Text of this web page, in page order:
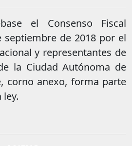
el Consenso Fiscal
septiembre de 2018 por el
y representantes de
la Ciudad Autónoma de
corno anexo, forma parte
ley.